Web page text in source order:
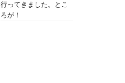
行ってきました。とこ
ろが！